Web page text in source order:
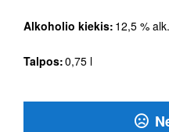
Alkoholio kiekis: 12,5 %
Talpos:0,75 l